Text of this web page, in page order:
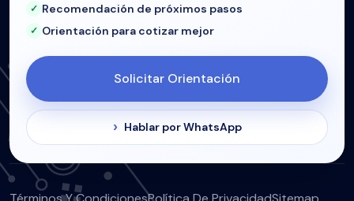
Recomendación de próximos pasos
Orientación para cotizar mejor
Solicitar Orientación
Hablar por WhatsApp